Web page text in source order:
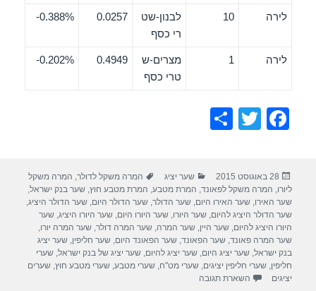
לירה 10
לבנון-שט
רי כסף
0.0257
0.388%-
לירה 1
מצרים-ש
טרי כסף
0.4949
0.202%-
F
e
b
o
o
k
T
er
e
פורסם
בתאריך
28 באוגוסט 2015 קטגוריות
שער יציג תגיות
המרה משקל לדולר, המרה משקל
ליורו, המרה משקל לפאונד, המרת מטבע, המרת מטבע חוץ,שער בנק ישראל,
שער האירו,שער האירו היום,שער הדולר,שער הדולר היום,שער הדולר היציג,
שער הדולר היציג להיום,שער היורו,שער היורו היום,שער היורו היציג,שער
היורו היציג להיום,שער היין,שער המרה,שער המרה דולר,שער המרה יורו,
שער המרה פאונד,שער הפאונד,שער הפאונד היום,שער חליפין,שער יציג
בנק ישראל,שער יציג היום,שער יציג להיום,שער יציג של בנק ישראל,שערי
חליפין,שערי חליפין יציגים,שערי מט"ח,שערי מטבע,שערי מטבע חוץ,שערים
יציגים
השארת תגובה